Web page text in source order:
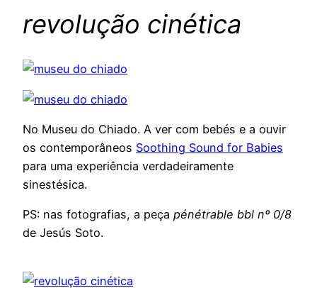
revolução cinética
No Museu do Chiado. A ver com bebés e a ouvir
os contemporâneos Soothing Sound for Babies
para uma experiência verdadeiramente
sinestésica.
PS: nas fotografias, a peça pénétrable bbl nº 0/8
de Jesús Soto.